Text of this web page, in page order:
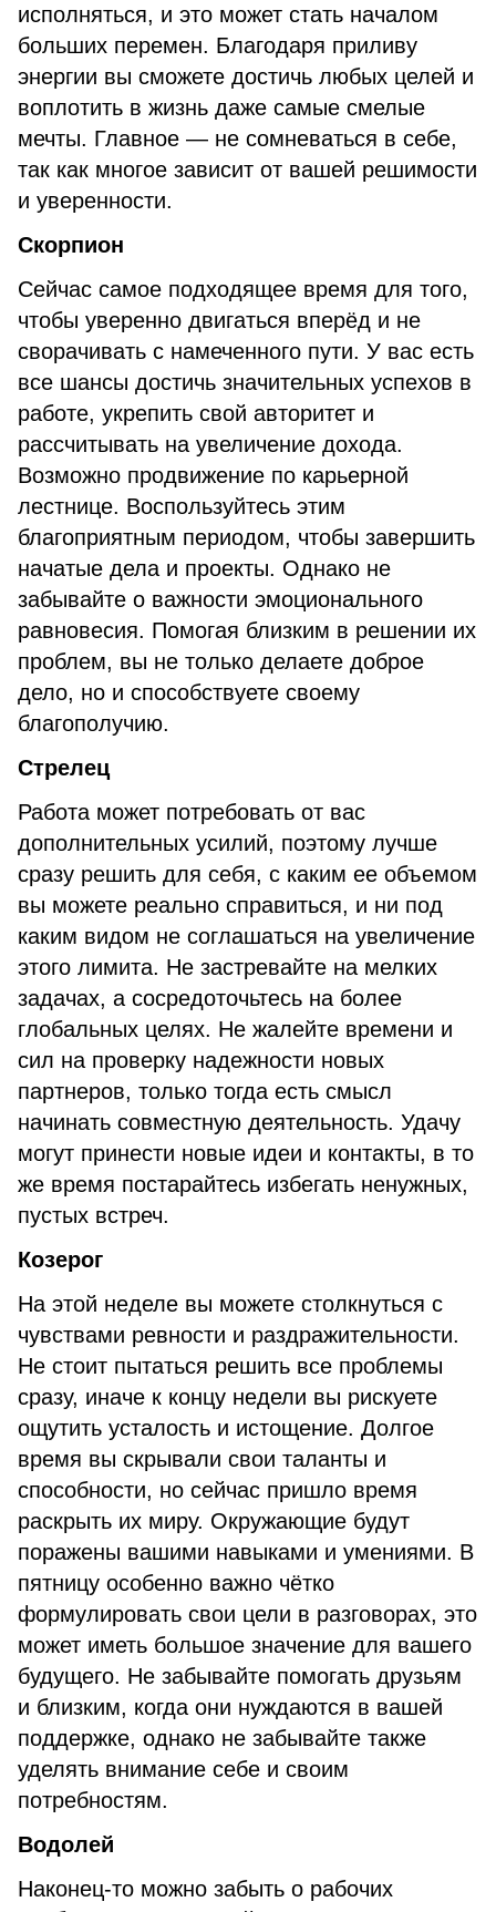
исполняться, и это может стать началом
больших перемен. Благодаря приливу
энергии вы сможете достичь любых целей и
воплотить в жизнь даже самые смелые
мечты. Главное — не сомневаться в себе,
так как многое зависит от вашей решимости
и уверенности.
Скорпион
Сейчас самое подходящее время для того,
чтобы уверенно двигаться вперёд и не
сворачивать с намеченного пути. У вас есть
все шансы достичь значительных успехов в
работе, укрепить свой авторитет и
рассчитывать на увеличение дохода.
Возможно продвижение по карьерной
лестнице. Воспользуйтесь этим
благоприятным периодом, чтобы завершить
начатые дела и проекты. Однако не
забывайте о важности эмоционального
равновесия. Помогая близким в решении их
проблем, вы не только делаете доброе
дело, но и способствуете своему
благополучию.
Стрелец
Работа может потребовать от вас
дополнительных усилий, поэтому лучше
сразу решить для себя, с каким ее объемом
вы можете реально справиться, и ни под
каким видом не соглашаться на увеличение
этого лимита. Не застревайте на мелких
задачах, а сосредоточьтесь на более
глобальных целях. Не жалейте времени и
сил на проверку надежности новых
партнеров, только тогда есть смысл
начинать совместную деятельность. Удачу
могут принести новые идеи и контакты, в то
же время постарайтесь избегать ненужных,
пустых встреч.
Козерог
На этой неделе вы можете столкнуться с
чувствами ревности и раздражительности.
Не стоит пытаться решить все проблемы
сразу, иначе к концу недели вы рискуете
ощутить усталость и истощение. Долгое
время вы скрывали свои таланты и
способности, но сейчас пришло время
раскрыть их миру. Окружающие будут
поражены вашими навыками и умениями. В
пятницу особенно важно чётко
формулировать свои цели в разговорах, это
может иметь большое значение для вашего
будущего. Не забывайте помогать друзьям
и близким, когда они нуждаются в вашей
поддержке, однако не забывайте также
уделять внимание себе и своим
потребностям.
Водолей
Наконец-то можно забыть о рабочих